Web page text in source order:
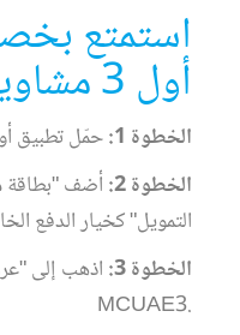
أول 3 مشاوير
الخطوة 1:
حمّل تطبيق
الخطوة 2:
أضف "بطاقة
التمويل" كخيار الدفع
الخطوة 3:
اذهب إلى
.MCUAE3